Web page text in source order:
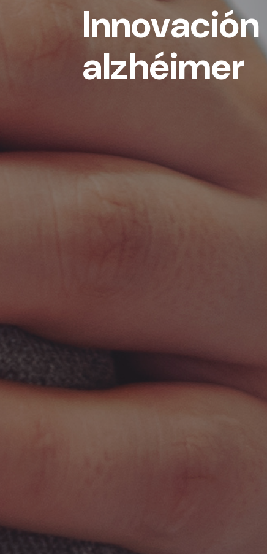
alzhéimer